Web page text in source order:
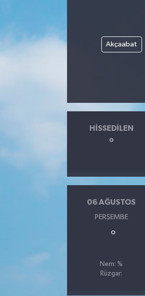
Akçaabat
HISSEDILEN
°
06 AĞUSTOS
PERŞEMBE
°
Nem: %
Rüzgar: